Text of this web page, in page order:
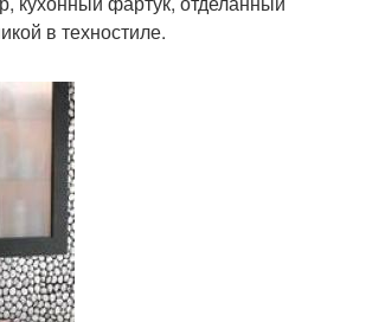
в техностиле.